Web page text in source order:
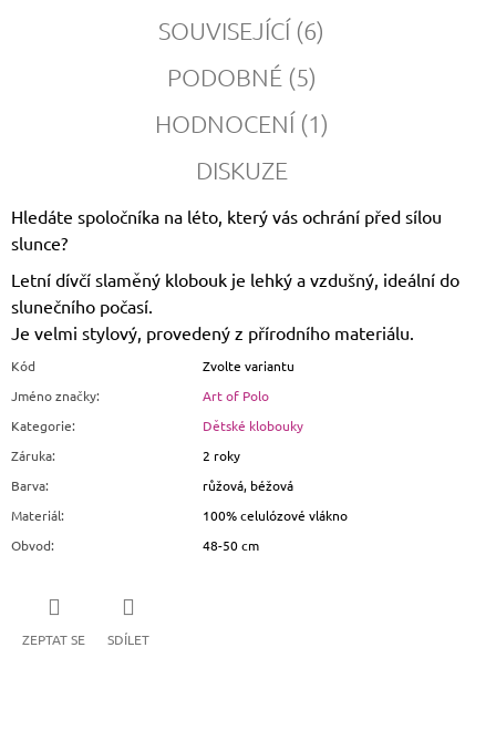
SOUVISEJÍCÍ (6)
PODOBNÉ (5)
HODNOCENÍ (1)
DISKUZE
Hledáte spoločníka na léto, který vás ochrání před sílou
slunce?
Letní dívčí slaměný klobouk je lehký a vzdušný, ideální do
slunečního počasí.
Je velmi stylový, provedený z přírodního materiálu.
Kód
Zvolte variantu
Jméno značky:
Art of Polo
Kategorie:
Dětské klobouky
Záruka:
2 roky
Barva:
růžová, béžová
Materiál:
100% celulózové vlákno
Obvod: 48-50 cm
ZEPTAT SE SDÍLET